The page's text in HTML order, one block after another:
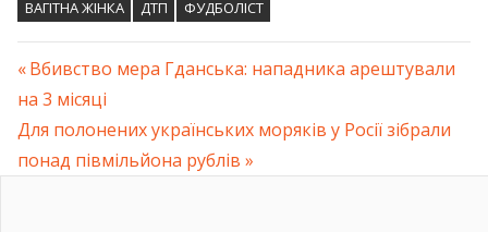
ВАГІТНА ЖІНКА ДТП ФУДБОЛІСТ
Навігація
записів
Previous
Post:
Вбивство мера Гданська: нападника арештували
на 3 місяці
Next
Post:
Для полонених українських моряків у Росії зібрали
понад півмільйона рублів